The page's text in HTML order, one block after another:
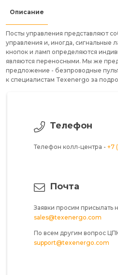
Описание
Посты управления представляют
управления и, иногда, сигнальные
кнопок и ламп определяются
являются переносными. Мы же
предложение - безпроводные
к специалистам Texenergo за
Телефон
Телефон колл-центра - +7
Почта
Заявки просим присылать
sales@texenergo.com
По всем другим вопрос
support@texenergo.com